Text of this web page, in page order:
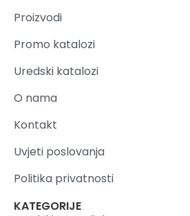
Proizvodi
Promo katalozi
Uredski katalozi
O nama
Kontakt
Uvjeti poslovanja
Politika privatnosti
KATEGORIJE